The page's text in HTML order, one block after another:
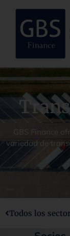
GBS Finance
variedad de
Todos los